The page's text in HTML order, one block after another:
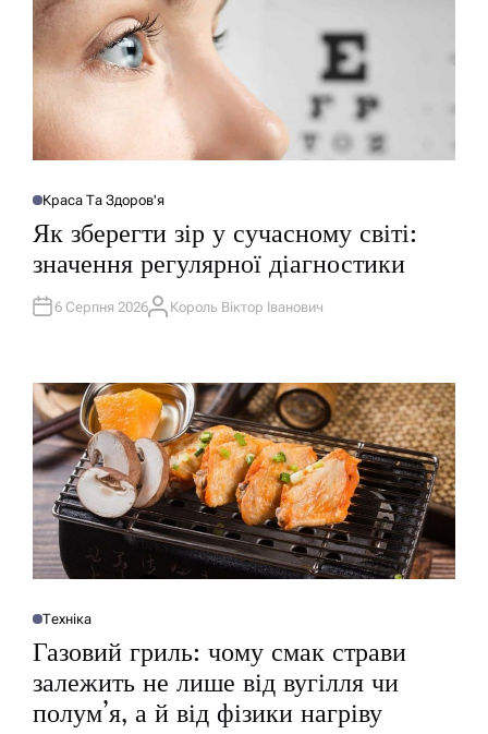
О
У
Л
І
У
В
Краса Та Здоров'я
Як зберегти зір у сучасному світі:
значення регулярної діагностики
6 Серпня 2026А
Король Віктор Іванович
О
Л
І
К
У
Техніка
Газовий гриль: чому смак страви
залежить не лише від вугілля чи
полум’я, а й від фізики нагріву